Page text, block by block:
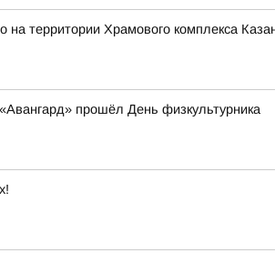
на территории Храмового комплекса
прошёл День физкультурника